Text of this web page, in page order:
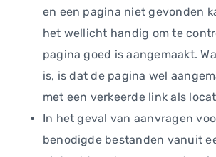
en een pagina niet gevonden
het wellicht handig om te
pagina goed is aangemaakt.
is, is dat de pagina wel
met een verkeerde link als
In het geval van aanvragen
benodigde bestanden vanuit